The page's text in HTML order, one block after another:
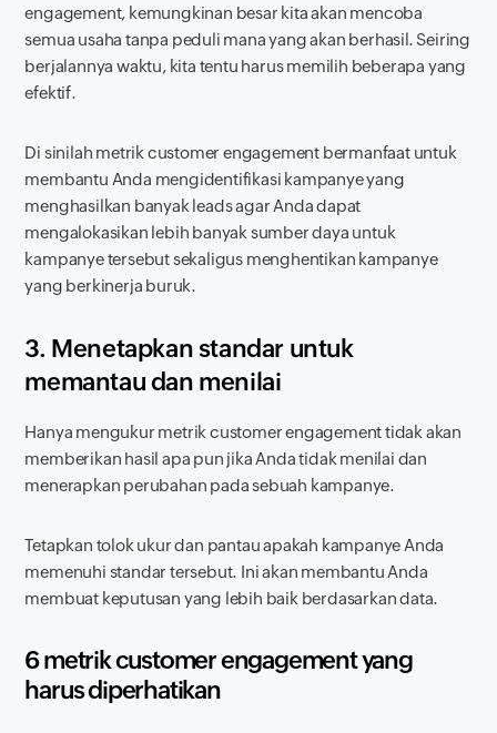
engagement, kemungkinan besar kita akan mencoba
semua usaha tanpa peduli mana yang akan berhasil. Seiring
berjalannya waktu, kita tentu harus memilih beberapa yang
efektif.
Di sinilah metrik customer engagement bermanfaat untuk
membantu Anda mengidentifikasi kampanye yang
menghasilkan banyak leadsagar Anda dapat
mengalokasikan lebih banyak sumber daya untuk
kampanye tersebut sekaligus menghentikan kampanye
yang berkinerja buruk.
3. Menetapkan standar untuk
memantau dan menilai
Hanya mengukur metrikcustomer engagementtidak akan
memberikan hasil apa pun jika Anda tidak menilai dan
menerapkan perubahan pada sebuah kampanye.
Tetapkan tolok ukur dan pantau apakah kampanye Anda
memenuhi standar tersebut. Ini akan membantu Anda
membuat keputusan yang lebih baik berdasarkan data.
6 metrikcustomer engagementyang
harus diperhatikan